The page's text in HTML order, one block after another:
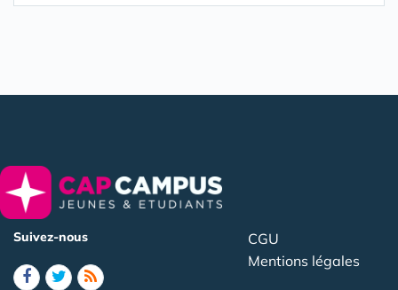
Suivez-nous
CGU
Mentions légales